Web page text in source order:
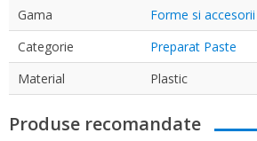
Gama
Forme si
Categorie
Preparat Paste
Material
Plastic
Produse recomandate